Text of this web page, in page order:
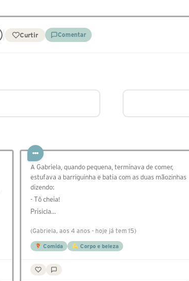
Curtir Comentar
A Gabriela, quando pequena, terminava de comer,
estufava a barriguinha e batia com as duas mãozinhas
dizendo:
- Tô cheia!
Prisicla…
(Gabriela, aos 4 anos - hoje já tem 15)
Comida Corpo e beleza